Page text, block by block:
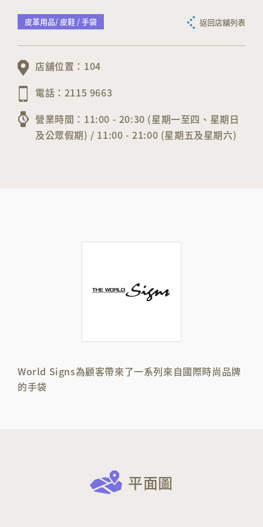
皮革用品/ 皮鞋 / 手袋 返回店舖列表
店舖位置：104
電話：2115 9663
營業時間：11:00 - 20:30 (星期一至四、星期日
及公眾假期) / 11:00 - 21:00 (星期五及星期六)
World Signs為顧客帶來了一系列來自國際時尚品牌
的手袋
平面圖